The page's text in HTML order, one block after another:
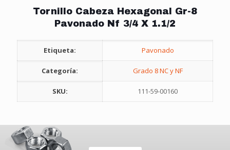
Tornillo Cabeza Hexagonal Gr-8
Pavonado Nf 3/4 X 1.1/2
Etiqueta: Pavonado
Categoría: Grado 8 NC y NF
SKU: 111-59-00160